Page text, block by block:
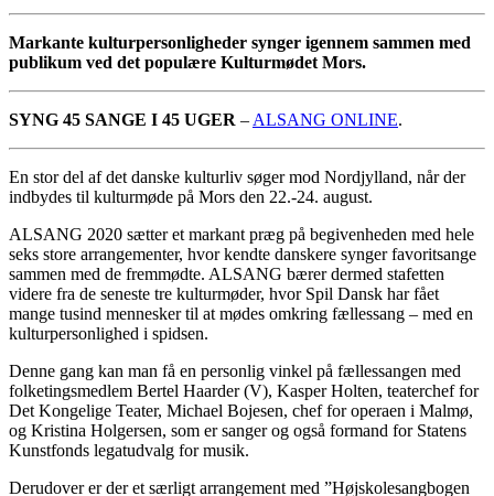
Markante kulturpersonligheder synger igennem sammen med
publikum ved det populære Kulturmødet Mors.
SYNG 45 SANGE I 45 UGER – ALSANG ONLINE.
En stor del af det danske kulturliv søger mod Nordjylland, når der
indbydes til kulturmøde på Mors den 22.-24. august.
ALSANG 2020 sætter et markant præg på begivenheden med hele
seks store arrangementer, hvor kendte danskere synger favoritsange
sammen med de fremmødte. ALSANG bærer dermed stafetten
videre fra de seneste tre kulturmøder, hvor Spil Dansk har fået
mange tusind mennesker til at mødes omkring fællessang – med en
kulturpersonlighed i spidsen.
Denne gang kan man få en personlig vinkel på fællessangen med
folketingsmedlem Bertel Haarder (V), Kasper Holten, teaterchef for
Det Kongelige Teater, Michael Bojesen, chef for operaen i Malmø,
og Kristina Holgersen, som er sanger og også formand for Statens
Kunstfonds legatudvalg for musik.
Derudover er der et særligt arrangement med ”Højskolesangbogen